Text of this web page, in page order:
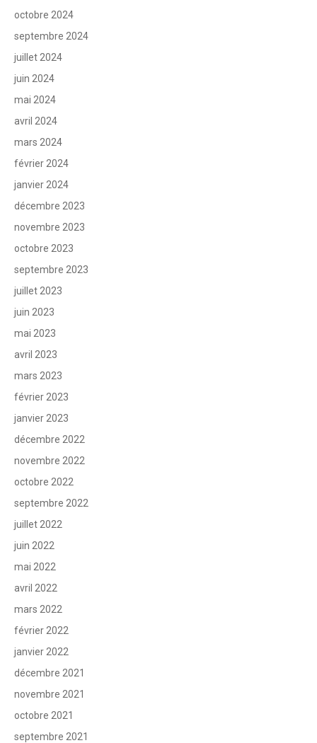
octobre 2024
septembre 2024
juillet 2024
juin 2024
mai 2024
avril 2024
mars 2024
février 2024
janvier 2024
décembre 2023
novembre 2023
octobre 2023
septembre 2023
juillet 2023
juin 2023
mai 2023
avril 2023
mars 2023
février 2023
janvier 2023
décembre 2022
novembre 2022
octobre 2022
septembre 2022
juillet 2022
juin 2022
mai 2022
avril 2022
mars 2022
février 2022
janvier 2022
décembre 2021
novembre 2021
octobre 2021
septembre 2021